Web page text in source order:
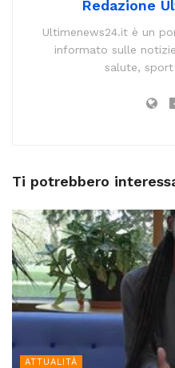
Redazione
Ultimenews24.it è un
informato sulle
salute,
Ti potrebbero
ATTUALITÀ